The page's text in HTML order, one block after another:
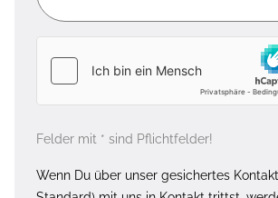
Felder mit * sind Pflichtfelder!
Wenn Du über unser gesichertes